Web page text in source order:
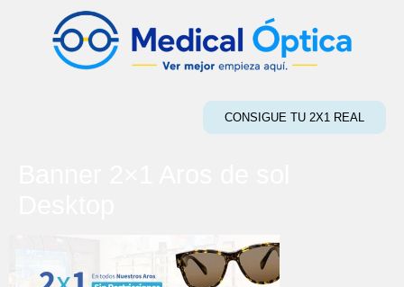
CONSIGUE TU 2X1 REAL